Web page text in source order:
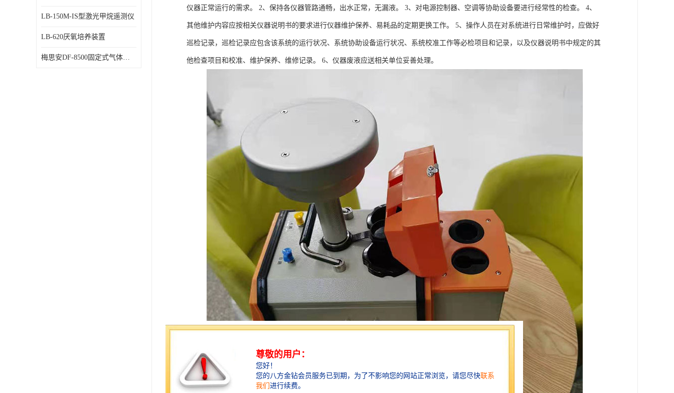
LB-150M-IS型激光甲烷遥测仪
LB-620厌氧培养装置
梅思安DF-8500固定式气体检测仪
仪器正常运行的需求。 2、保持各仪器管路通畅，出水正常，无漏液。 3、对电源控制器、空调等协助设备要进行经常性的检查。 4、
其他维护内容应按相关仪器说明书的要求进行仪器维护保养、易耗品的定期更换工作。 5、操作人员在对系统进行日常维护时，应做好
巡检记录，巡检记录应包含该系统的运行状况、系统协助设备运行状况、系统校准工作等必检项目和记录，以及仪器说明书中规定的其
他检查项目和校准、维护保养、维修记录。 6、仪器废液应送相关单位妥善处理。